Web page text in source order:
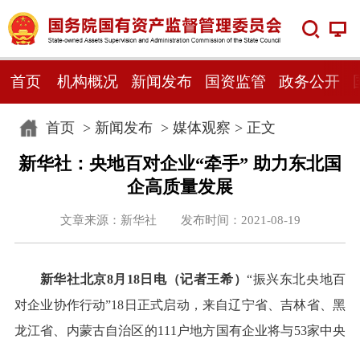
首页 机构概况 新闻发布 国资监管 政务公开
首页> 新闻发布> 媒体观察 > 正文
新华社：央地百对企业“牵手” 助力东北国
企高质量发展
文章来源：新华社 发布时间：2021-08-19
新华社北京8月18日电（记者王希）“振兴东北央地百
对企业协作行动”18日正式启动，来自辽宁省、吉林省、黑
龙江省、内蒙古自治区的111户地方国有企业将与53家中央